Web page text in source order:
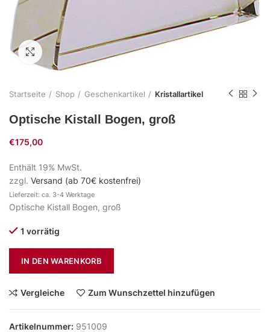
Zum Vergrößern klicken
Startseite Shop Geschenkartikel Kristallartikel
Optische Kistall Bogen, groß
€175,00
Enthält 19% MwSt.
zzgl. Versand (ab 70€ kostenfrei)
Lieferzeit: ca. 3-4 Werktage
Optische Kistall Bogen, groß
1 vorrätig
IN DEN WARENKORB
Vergleiche Zum Wunschzettel hinzufügen
Artikelnummer: 951009